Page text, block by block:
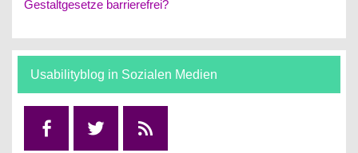
Gestaltgesetze barrierefrei?
Usabilityblog in Sozialen Medien